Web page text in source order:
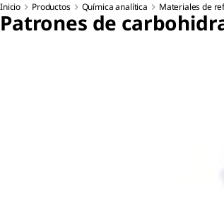
Inicio Productos Química analítica Materiales de
Patrones de